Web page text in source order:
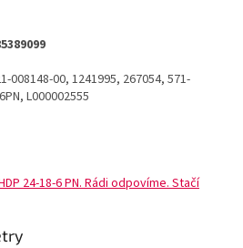
008148-00, 1241995, 267054, 571-
L000002555
24-18-6 PN. Rádi odpovíme. Stačí